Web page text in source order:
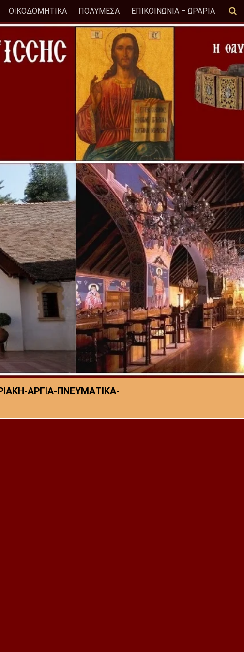
ΟΙΚΟΔΟΜΗΤΙΚΑ ΠΟΛΥΜΕΣΑ ΕΠΙΚΟΙΝΩΝΙΑ – ΩΡΑΡΙΑ
ΑΡΓΙΑ-ΠΝΕΥΜΑΤΙΚΑ-